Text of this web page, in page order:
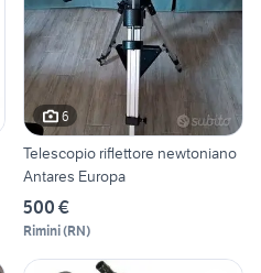
6
Telescopio riflettore newtoniano
Antares Europa
500 €
Rimini(RN)